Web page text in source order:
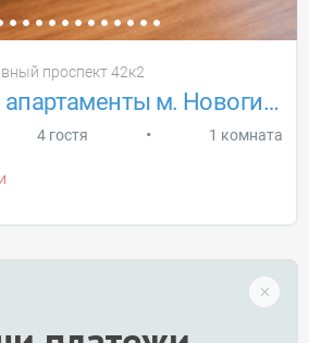
проспект 42к2
Современные апартаменты м. Новогиреево
4 гостя • 1 комната